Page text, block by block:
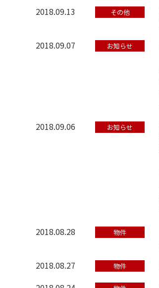
2018.09.13
その他
2018.09.07
お知らせ
2018.09.06
お知らせ
2018.08.28
物件
2018.08.27
物件